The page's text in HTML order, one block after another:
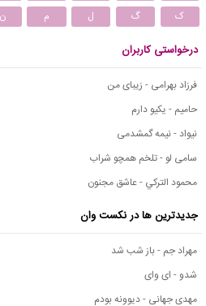
ک
گ ل م ن
درخواستی کاربران
فرزاد بهرامی - زیبای من
حامیم - یکیو دارم
نیواد - نیمه گمشدمی
سامی لو - تلخم همچو شراب
محمود التركي - عاشق مجنون
جدیدترین ها در نکست وان
مهراد جم - باز شب شد
شدو - ای وای
مهدی جهانی - دیوونه بودم